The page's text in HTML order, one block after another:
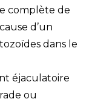
complète de
d’un
dans le
éjaculatoire
ou